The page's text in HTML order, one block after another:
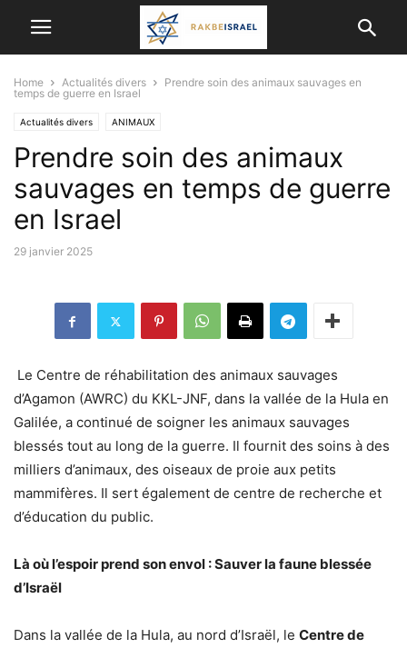
Home Actualités divers
Prendre soin des animaux sauvages en
temps de guerre en Israel
Actualités divers ANIMAUX
Prendre soin des animaux
sauvages en temps de guerre
en Israel
29 janvier 2025
Le Centre de réhabilitation des animaux sauvages
d’Agamon (AWRC) du KKL-JNF, dans la vallée de la Hula en
Galilée, a continué de soigner les animaux sauvages
blessés tout au long de la guerre. Il fournit des soins à des
milliers d’animaux, des oiseaux de proie aux petits
mammifères. Il sert également de centre de recherche et
d’éducation du public.
Là où l’espoir prend son envol : Sauver la faune blessée
d’Israël
Dans la vallée de la Hula, au nord d’Israël, le Centre de